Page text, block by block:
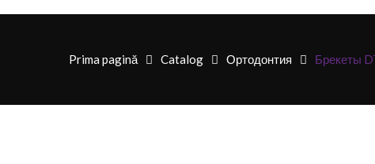
Prima pagină Catalog Ортодонтия Брекеты